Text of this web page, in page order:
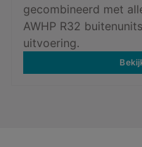
gecombineerd met
AWHP R32
uitvoering.